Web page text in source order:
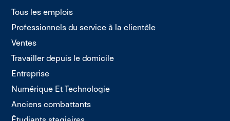
Tous les emplois
Professionnels du service à la clientèle
Ventes
Travailler depuis le domicile
Entreprise
Numérique Et Technologie
Anciens combattants